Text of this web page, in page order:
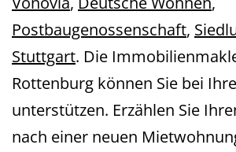
Postbaugenossenschaft,
Stuttgart. Die
Rottenburg können Sie bei
unterstützen. Erzählen Sie
nach einer neuen